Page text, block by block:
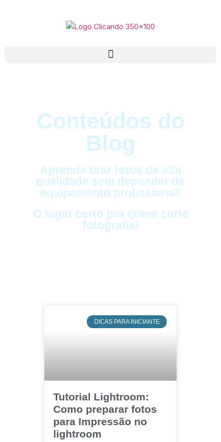
Conteúdos do
Blog
Aprenda tirar fotos de alta
qualidade sem depender de
equipamento profissional!
O lugar certo pra quem curte
fotografia!
DICAS PARA INICIANTE
Tutorial Lightroom:
Como preparar fotos
para Impressão no
lightroom